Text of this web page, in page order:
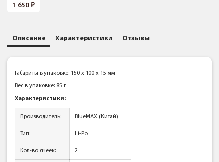
1 650
Описание Характеристики Отзывы
Габариты в упаковке: 150 x 100 x 15 мм
Вес в упаковке: 85 г
Характеристики:
Производитель: BlueMAX (Китай)
Тип: Li-Po
Кол-во ячеек: 2